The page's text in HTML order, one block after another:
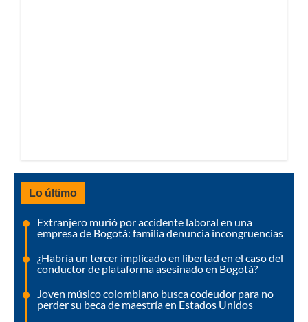
Lo último
Extranjero murió por accidente laboral en una
empresa de Bogotá: familia denuncia incongruencias
¿Habría un tercer implicado en libertad en el caso del
conductor de plataforma asesinado en Bogotá?
Joven músico colombiano busca codeudor para no
perder su beca de maestría en Estados Unidos